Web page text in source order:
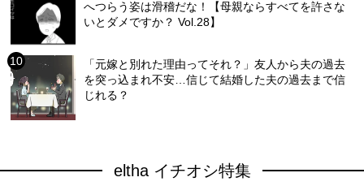
へつらう姿は滑稽だな！【母親ならすべてを許さな
いとダメですか？ Vol.28】
「元嫁と別れた理由ってそれ？」友人から夫の過去
を突っ込まれ不安…信じて結婚した夫の過去まで信
じれる？
eltha イチオシ特集